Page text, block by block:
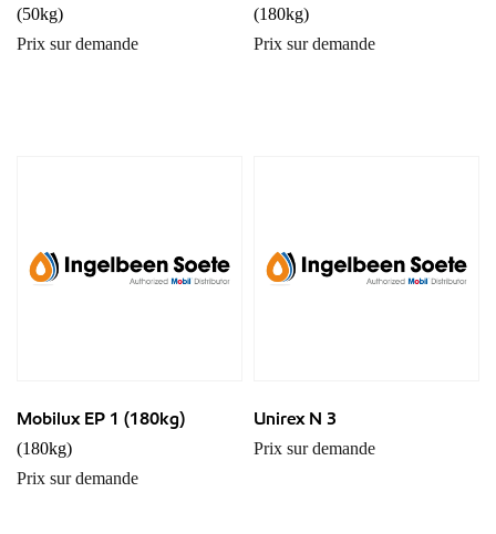
(50kg)
Prix sur demande
(180kg)
Prix sur demande
Mobilux EP 1 (180kg)
(180kg)
Prix sur demande
Unirex N 3
Prix sur demande